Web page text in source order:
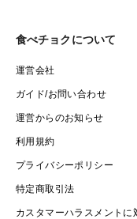
食べチョクについて
運営会社
ガイド/お問い合わせ
運営からのお知らせ
利用規約
プライバシーポリシー
特定商取引法
カスタマーハラスメントに